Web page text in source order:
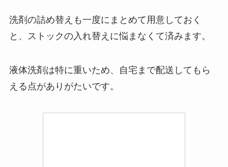
洗剤の詰め替えも一度にまとめて用意しておく
と、ストックの入れ替えに悩まなくて済みます。
液体洗剤は特に重いため、自宅まで配送してもら
える点がありがたいです。